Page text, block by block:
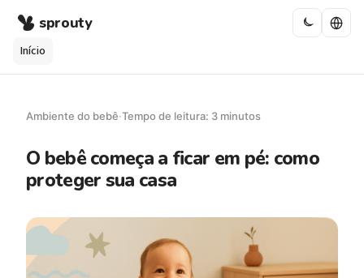
sprouty
Início
Ambiente do bebê·Tempo de leitura: 3 minutos
O bebê começa a ficar em pé: como
proteger sua casa